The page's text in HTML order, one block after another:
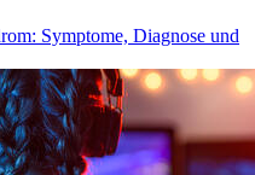
Symptome, Diagnose und